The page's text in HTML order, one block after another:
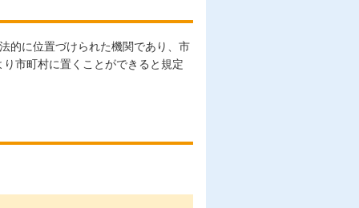
的に位置づけられた機関であり、市
市町村に置くことができると規定